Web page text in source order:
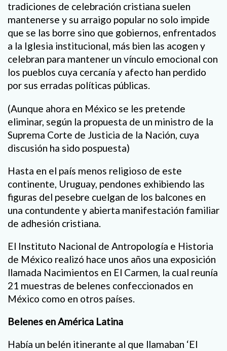
tradiciones de celebración cristiana suelen
mantenerse y su arraigo popular no solo impide
que se las borre sino que gobiernos, enfrentados
a la Iglesia institucional, más bien las acogen y
celebran para mantener un vínculo emocional con
los pueblos cuya cercanía y afecto han perdido
por sus erradas políticas públicas.
(Aunque ahora en México se les pretende
eliminar, según la propuesta de un ministro de la
Suprema Corte de Justicia de la Nación, cuya
discusión ha sido pospuesta)
Hasta en el país menos religioso de este
continente, Uruguay, pendones exhibiendo las
figuras del pesebre cuelgan de los balcones en
una contundente y abierta manifestación familiar
de adhesión cristiana.
El Instituto Nacional de Antropología e Historia
de México realizó hace unos años una exposición
llamada Nacimientos en El Carmen, la cual reunía
21 muestras de belenes confeccionados en
México como en otros países.
Belenes en América Latina
Había un belén itinerante al que llamaban ‘El